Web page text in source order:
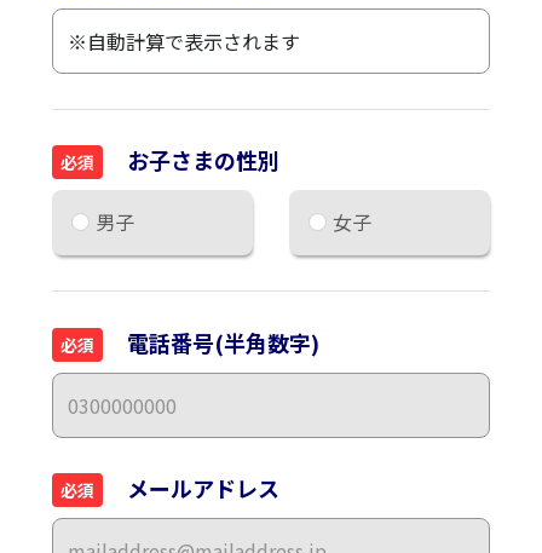
必須 お子さまの性別
男子 女子
必須 電話番号(半角数字)
必須 メールアドレス